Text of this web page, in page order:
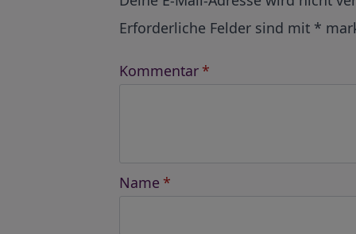
Erforderliche Felder sind mit *
Kommentar *
Name *